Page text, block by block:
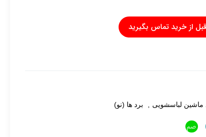
قبل از خرید تماس بگیرید
ماشین لباسشویی برد ها (نو)